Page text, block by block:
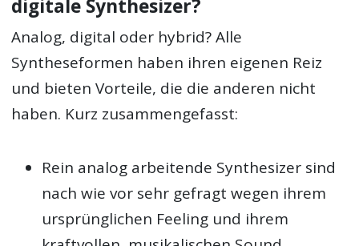
digitale Synthesizer?
Analog, digital oder hybrid? Alle
Syntheseformen haben ihren eigenen Reiz
und bieten Vorteile, die die anderen nicht
haben. Kurz zusammengefasst:
Rein analog arbeitende Synthesizer sind
nach wie vor sehr gefragt wegen ihrem
ursprünglichen Feeling und ihrem